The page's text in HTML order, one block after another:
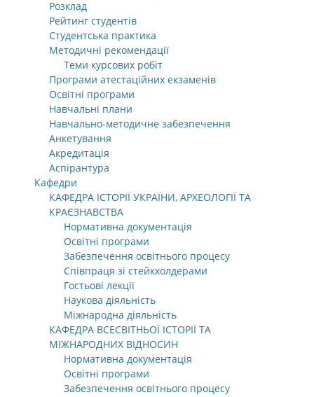
Розклад
Рейтинг студентів
Студентська практика
Методичні рекомендації
Теми курсових робіт
Програми атестаційних екзаменів
Освітні програми
Навчальні плани
Навчально-методичне забезпечення
Анкетування
Акредитація
Аспірантура
Кафедри
КАФЕДРА ІСТОРІЇ УКРАЇНИ, АРХЕОЛОГІЇ ТА
КРАЄЗНАВСТВА
Нормативна документація
Освітні програми
Забезпечення освітнього процесу
Співпраця зі стейкхолдерами
Гостьові лекції
Наукова діяльність
Міжнародна діяльність
КАФЕДРА ВСЕСВІТНЬОЇ ІСТОРІЇ ТА
МІЖНАРОДНИХ ВІДНОСИН
Нормативна документація
Освітні програми
Забезпечення освітнього процесу